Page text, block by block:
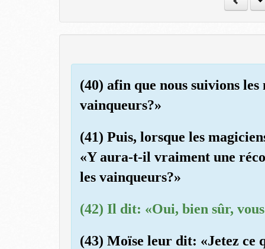
(40) afin que nous suivions les
vainqueurs?»
(41) Puis, lorsque les
«Y aura-t-il vraiment une
les vainqueurs?»
(42) Il dit: «Oui, bien sûr,
(43) Moïse leur dit: «Jetez ce